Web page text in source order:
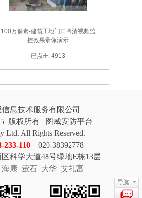
100万像素-建筑工地门口高清视频监
控效果录像演示
已点击: 4913
息技术服务有限公司
版权所有 图威安防平台
Ltd. All Rights Reserved.
233-110
020-38392778
科学大道48号绿地E栋13层
海康 萤石 大华 艾礼富